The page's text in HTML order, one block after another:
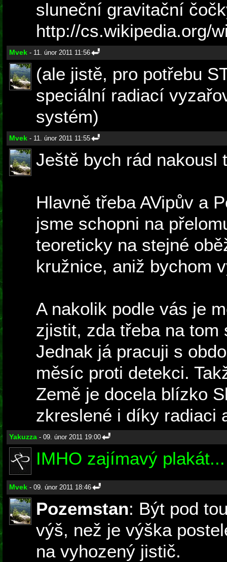
sluneční gravitační
http://cs.wikipedia.org/
Mvek - 11. únor 2011 11:56
(ale jistě, pro potřebu
speciální radiací
systém)
Mvek - 11. únor 2011 11:55
Ještě bych rád nakousl
Hlavně třeba AVipův a
jsme schopni na
teoreticky na stejné
kružnice, aniž bychom
A nakolik podle vás je
zjistit, zda třeba na tom
Jednak já pracuji s
měsíc proti detekci.
Země je docela blízko
zkreslené i díky radiaci
Yakuzza - 09. únor 2011 19:00
IMHO zajímavý plakát...
Mvek - 09. únor 2011 18:46
Pozemstan: Být pod
výš, než je výška
na vyhozený jistič.